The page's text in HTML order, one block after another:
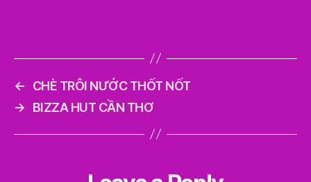
←
CHÈ TRÔI NƯỚC THỐT NỐT
→
BIZZA HUT CẦN THƠ